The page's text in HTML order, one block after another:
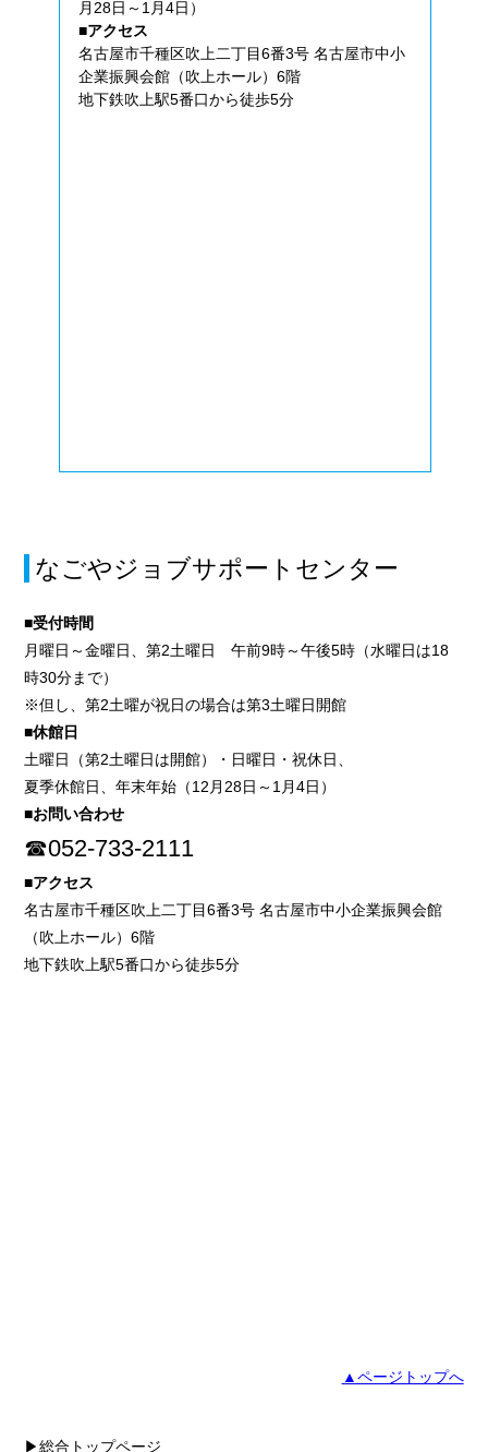
月28日～1月4日）
■アクセス
名古屋市千種区吹上二丁目6番3号 名古屋市中小
企業振興会館（吹上ホール）6階
地下鉄吹上駅5番口から徒歩5分
なごやジョブサポートセンター
■受付時間
月曜日～金曜日、第2土曜日 午前9時～午後5時（水曜日は18
時30分まで）
※但し、第2土曜が祝日の場合は第3土曜日開館
■休館日
土曜日（第2土曜日は開館）・日曜日・祝休日、
夏季休館日、年末年始（12月28日～1月4日）
■お問い合わせ
☎052-733-2111
■アクセス
名古屋市千種区吹上二丁目6番3号 名古屋市中小企業振興会館
（吹上ホール）6階
地下鉄吹上駅5番口から徒歩5分
▲ページトップへ
▶総合トップページ